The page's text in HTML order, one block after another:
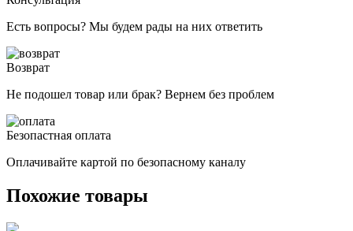
Есть вопросы? Мы будем рады на них ответить
Возврат
Не подошел товар или брак? Вернем без проблем
Безопастная оплата
Оплачивайте картой по безопасному каналу
Похожие товары